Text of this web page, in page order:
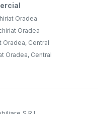
Oradea
Oradea
Oradea, Central
Oradea, Central